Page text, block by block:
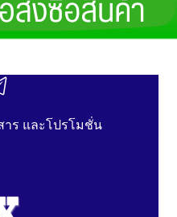
ร และโปรโมชั่น